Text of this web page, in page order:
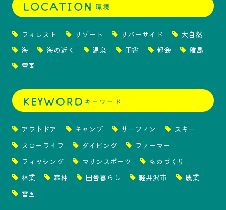
フォレスト リゾート リバーサイド
大自然
海
海の近く 温泉 田舎 都会
離島
雪国
アウトドア キャンプ サーフィン
スキー
スローライフ
ダイビング
ファーマー
フィッシング
マリンスポーツ
ものづくり
林業
森林 田舎暮らし 軽井沢市
農業
雪国